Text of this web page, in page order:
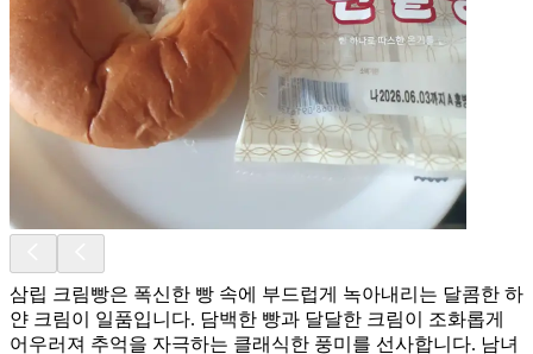
삼립 크림빵은 폭신한 빵 속에 부드럽게 녹아내리는 달콤한 하
얀 크림이 일품입니다. 담백한 빵과 달달한 크림이 조화롭게
어우러져 추억을 자극하는 클래식한 풍미를 선사합니다. 남녀